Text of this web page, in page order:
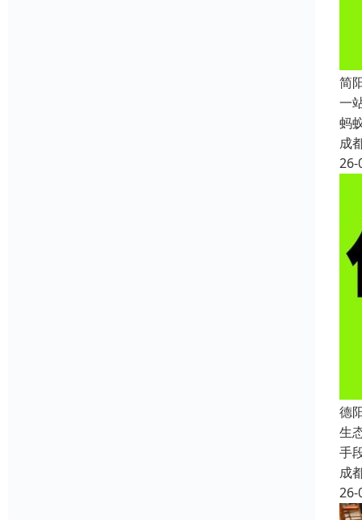
简
一
蚂
成
26-
德
生
手
成
26-